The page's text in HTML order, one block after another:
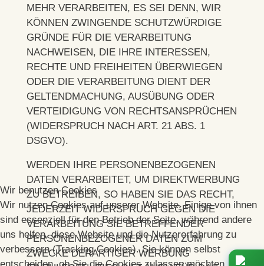
MEHR VERARBEITEN, ES SEI DENN, WIR
KÖNNEN ZWINGENDE SCHUTZWÜRDIGE
GRÜNDE FÜR DIE VERARBEITUNG
NACHWEISEN, DIE IHRE INTERESSEN,
RECHTE UND FREIHEITEN ÜBERWIEGEN
ODER DIE VERARBEITUNG DIENT DER
GELTENDMACHUNG, AUSÜBUNG ODER
VERTEIDIGUNG VON RECHTSANSPRÜCHEN
(WIDERSPRUCH NACH ART. 21 ABS. 1
DSGVO).
WERDEN IHRE PERSONENBEZOGENEN
DATEN VERARBEITET, UM DIREKTWERBUNG
ZU BETREIBEN, SO HABEN SIE DAS RECHT,
JEDERZEIT WIDERSPRUCH GEGEN DIE
VERARBEITUNG SIE BETREFFENDER
PERSONENBEZOGENER DATEN ZUM
ZWECKE DERARTIGER WERBUNG
Wir benutzen Cookies
Wir nutzen Cookies auf unserer Website. Einige von ihnen
sind essenziell für den Betrieb der Seite, während andere
uns helfen, diese Website und die Nutzererfahrung zu
verbessern (Tracking Cookies). Sie können selbst
entscheiden, ob Sie die Cookies zulassen möchten. Bitte